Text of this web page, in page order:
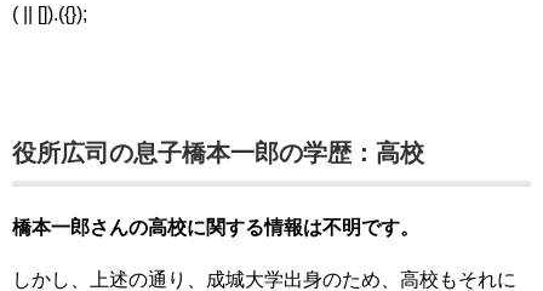
( || []).({});
役所広司の息子橋本一郎の学歴：高校
橋本一郎さんの高校に関する情報は不明です。
しかし、上述の通り、成城大学出身のため、高校もそれに